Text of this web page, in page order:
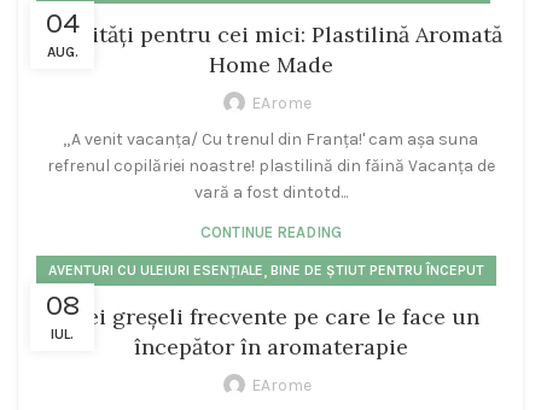
04
AUG.
Activități pentru cei mici: Plastilină Aromată
Home Made
EArome
„A venit vacanța/ Cu trenul din Franța!' cam așa suna
refrenul copilăriei noastre! plastilină din făină Vacanța de
vară a fost dintotd...
CONTINUE READING
08
IUL.
AVENTURI CU ULEIURI ESENȚIALE, BINE DE ȘTIUT PENTRU ÎNCEPUT
Trei greșeli frecvente pe care le face un
începător în aromaterapie
EArome